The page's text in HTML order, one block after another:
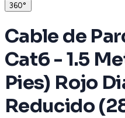
360°
Cable de
Cat6 - 1.5
Pies) Rojo
Reducido